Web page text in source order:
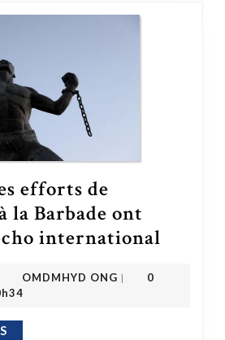
efforts de
la Barbade ont
international
2023 OMDMHYD ONG |
0
EN SAVOIR PLUS